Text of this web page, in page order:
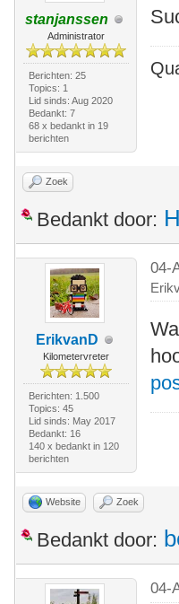
stanjanssen
Administrator
Berichten: 25
Topics: 1
Lid sinds: Aug 2020
Bedankt: 7
68 x bedankt in 19
berichten
Zoek
Bedankt door:
ErikvanD
Kilometervreter
Berichten: 1.500
Topics: 45
Lid sinds: May 2017
Bedankt: 16
140 x bedankt in 120
berichten
04-
Website Zoek
Bedankt door:
04-